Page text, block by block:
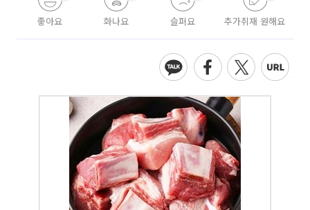
좋아요 화나요 슬퍼요 추가취재 원해요